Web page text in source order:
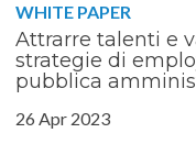
WHITE PAPER
Attrarre talenti e
strategie di
pubblica
26 Apr 2023